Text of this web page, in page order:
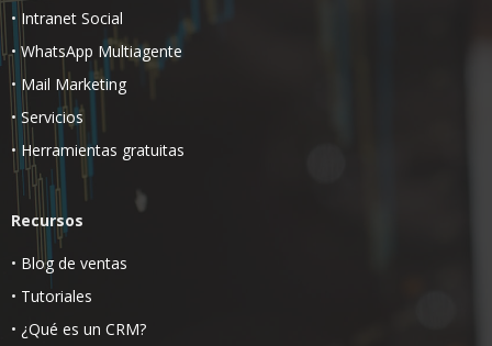
• Intranet Social
• WhatsApp Multiagente
• Mail Marketing
• Servicios
• Herramientas gratuitas
Recursos
• Blog de ventas
• Tutoriales
• ¿Qué es un CRM?